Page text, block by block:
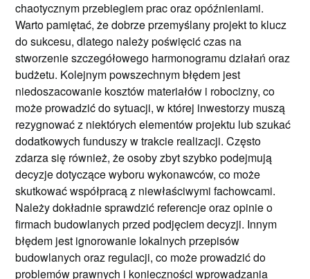
chaotycznym przebiegiem prac oraz opóźnieniami.
Warto pamiętać, że dobrze przemyślany projekt to klucz
do sukcesu, dlatego należy poświęcić czas na
stworzenie szczegółowego harmonogramu działań oraz
budżetu. Kolejnym powszechnym błędem jest
niedoszacowanie kosztów materiałów i robocizny, co
może prowadzić do sytuacji, w której inwestorzy muszą
rezygnować z niektórych elementów projektu lub szukać
dodatkowych funduszy w trakcie realizacji. Często
zdarza się również, że osoby zbyt szybko podejmują
decyzje dotyczące wyboru wykonawców, co może
skutkować współpracą z niewłaściwymi fachowcami.
Należy dokładnie sprawdzić referencje oraz opinie o
firmach budowlanych przed podjęciem decyzji. Innym
błędem jest ignorowanie lokalnych przepisów
budowlanych oraz regulacji, co może prowadzić do
problemów prawnych i konieczności wprowadzania